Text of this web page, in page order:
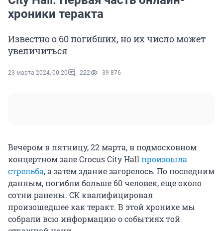
хроники теракта
Известно о 60 погибших, но их число может
увеличиться
23 марта 2024, 00:20 222 39 876
Вечером в пятницу, 22 марта, в подмосковном
концертном зале Crocus City Hall произошла
стрельба, а затем здание загорелось. По последним
данным, погибли больше 60 человек, еще около
сотни ранены. СК квалифицировал
произошедшее как теракт. В этой хронике мы
собрали всю информацию о событиях той